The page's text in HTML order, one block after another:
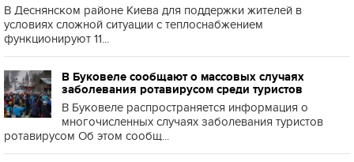
В Деснянском районе Киева для поддержки жителей в
условиях сложной ситуации с теплоснабжением
функционируют 11...
В Буковеле сообщают о массовых случаях
заболевания ротавирусом среди туристов
В Буковеле распространяется информация о
многочисленных случаях заболевания туристов
ротавирусом Об этом сообщ...